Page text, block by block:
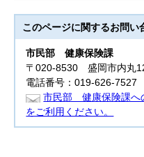
このページに関するお問い
市民部健康保険課
〒020-8530 盛岡市内丸
電話番号：019-626-7527
市民部 健康保険課へ
をご利用ください。